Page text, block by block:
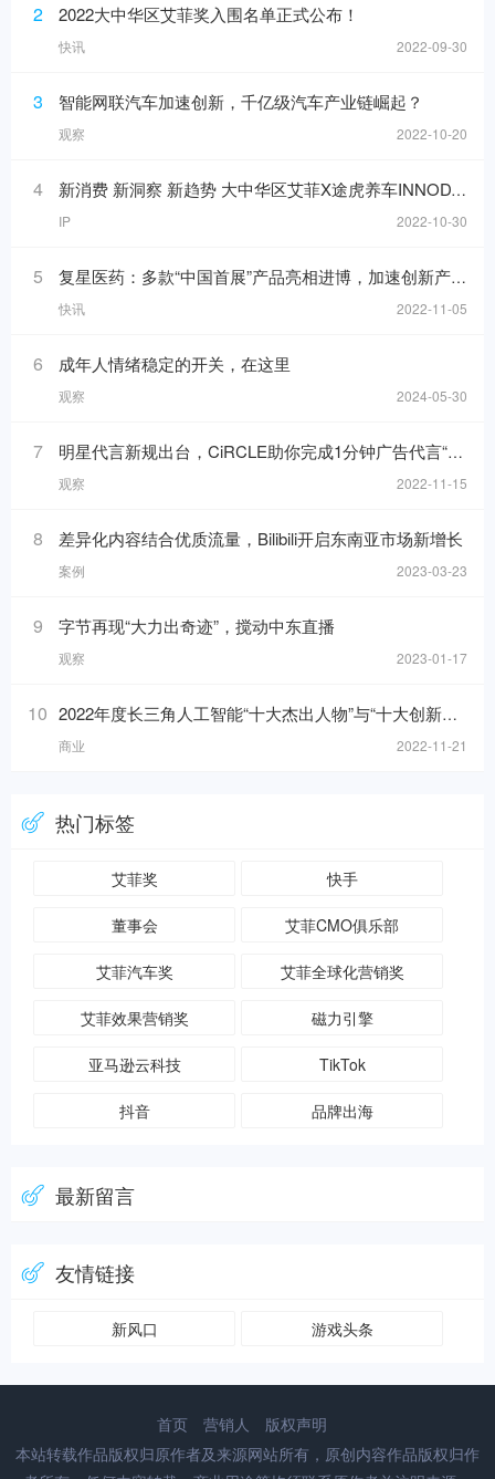
2 2022大中华区艾菲奖入围名单正式公布！
快讯 2022-09-30
3 智能网联汽车加速创新，千亿级汽车产业链崛起？
观察 2022-10-20
4 新消费 新洞察 新趋势 大中华区艾菲X途虎养车INNODAY圆满举办！
IP 2022-10-30
5 复星医药：多款“中国首展”产品亮相进博，加速创新产品落地
快讯 2022-11-05
6 成年人情绪稳定的开关，在这里
观察 2024-05-30
7 明星代言新规出台，CiRCLE助你完成1分钟广告代言“健康自检”
观察 2022-11-15
8 差异化内容结合优质流量，Bilibili开启东南亚市场新增长
案例 2023-03-23
9 字节再现“大力出奇迹”，搅动中东直播
观察 2023-01-17
10 2022年度长三角人工智能“十大杰出人物”与“十大创新应用”榜单发布！
商业 2022-11-21
热门标签
艾菲奖 快手
董事会 艾菲CMO俱乐部
艾菲汽车奖 艾菲全球化营销奖
艾菲效果营销奖 磁力引擎
亚马逊云科技 TikTok
抖音 品牌出海
最新留言
友情链接
新风口 游戏头条
首页 营销人
版权声明
本站转载作品版权归原作者及来源网站所有，原创内容作品版权归作